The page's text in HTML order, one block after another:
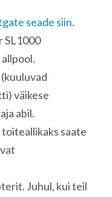
seade siin.
SL1000
väikese
abil.
saate
Juhul, kui teil